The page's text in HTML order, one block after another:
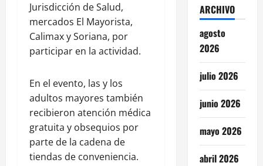
Jurisdicción de Salud,
mercados El Mayorista,
Calimax y Soriana, por
participar en la actividad.
En el evento, las y los
adultos mayores también
recibieron atención médica
gratuita y obsequios por
parte de la cadena de
tiendas de conveniencia.
ARCHIVO
agosto
2026
julio 2026
junio 2026
mayo 2026
abril 2026